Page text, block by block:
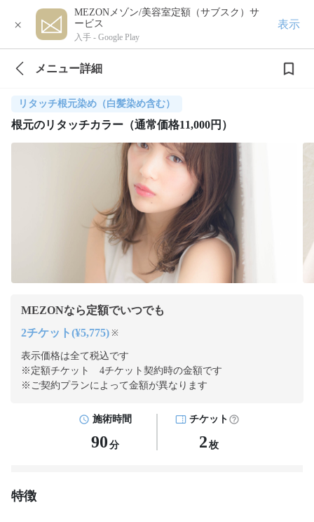
×
MEZONメゾン/美容室定額（サブスク）サ
ービス
入手 - Google Play
表示
メニュー詳細
リタッチ根元染め（白髪染め含む）
根元のリタッチカラー（通常価格11,000円）
MEZONなら定額でいつでも
2チケット(¥5,775) ※
表示価格は全て税込です
※定額チケット 4チケット契約時の金額です
※ご契約プランによって金額が異なります
施術時間
90 分
チケット
2 枚
特徴